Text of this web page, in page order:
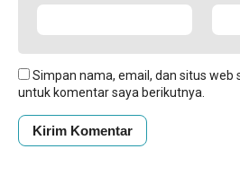
Simpan nama, email, dan situs web
untuk komentar saya berikutnya.